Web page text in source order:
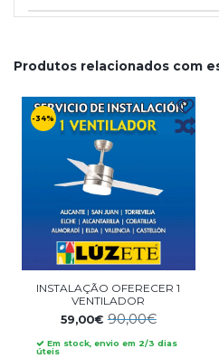
Produtos relacionados com
-34%
INSTALAÇÃO OFERECER 1
VENTILADOR
59,00€90,00€
Em stock, envio em 2/3 dias
úteis